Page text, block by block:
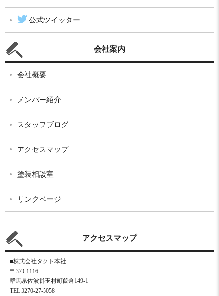
公式ツイッター
会社案内
会社概要
メンバー紹介
スタッフブログ
アクセスマップ
塗装相談室
リンクページ
アクセスマップ
■株式会社タクト本社
〒370-1116
群馬県佐波郡玉村町飯倉149-1
TEL:0270-27-5058